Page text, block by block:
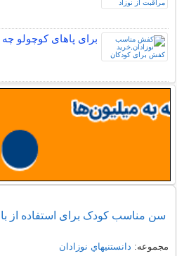
برای پاهای کوچولو
سن مناسب کودک برای استفاده از
مجموعه: دانستنيهاي نوزادان